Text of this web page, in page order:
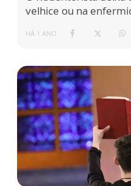
velhice ou na
HÁ 1 ANO